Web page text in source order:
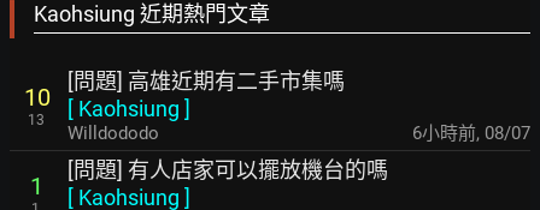
Kaohsiung 近期熱門文章
10
13
[問題] 高雄近期有二手市集嗎
[ Kaohsiung ]
Willdododo 6小時前, 08/07
1
[問題] 有人店家可以擺放機台的嗎
[ Kaohsiung ]